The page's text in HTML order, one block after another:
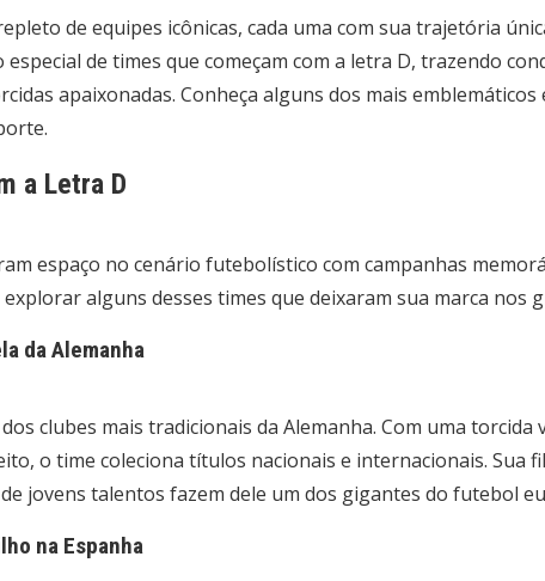
de equipes icônicas, cada uma com sua trajetória
de times que começam com a letra D, trazendo
apaixonadas. Conheça alguns dos mais emblemáticos
a Letra D
espaço no cenário futebolístico com campanhas
alguns desses times que deixaram sua marca nos
da Alemanha
clubes mais tradicionais da Alemanha. Com uma torcida
o time coleciona títulos nacionais e internacionais. Sua
jovens talentos fazem dele um dos gigantes do futebol
na Espanha